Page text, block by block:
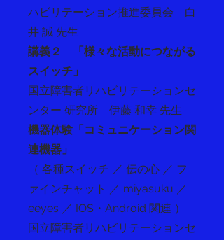
ハビリテーション推進委員会 白
井 誠 先生
講義２
「様々な活動につながる
スイッチ」
国立障害者リハビリテーションセ
ンター 研究所 伊藤 和幸 先生
機器体験 「コミュニケーション関
連機器」
（ 各種スイッチ ／ 伝の心 ／ フ
ァインチャット ／ miyasuku ／
eeyes ／ IOS・Android 関連 ）
国立障害者リハビリテーションセ